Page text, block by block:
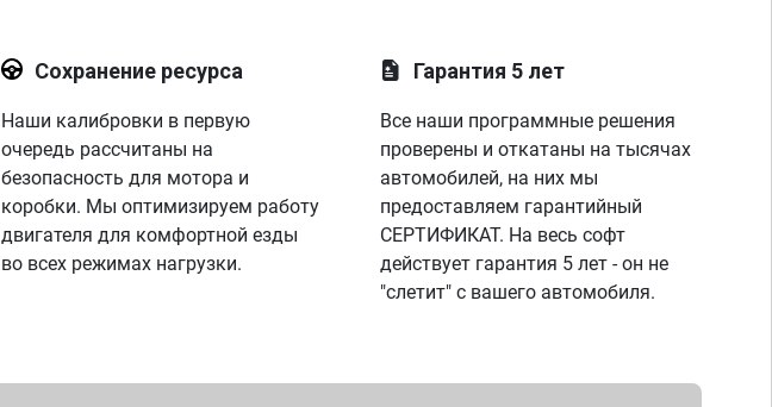
Сохранение ресурса
Наши калибровки в первую
очередь рассчитаны на
безопасность для мотора и
коробки. Мы оптимизируем работу
двигателя для комфортной езды
во всех режимах нагрузки.
Гарантия 5 лет
Все наши программные решения
проверены и откатаны на тысячах
автомобилей, на них мы
предоставляем гарантийный
СЕРТИФИКАТ. На весь софт
действует гарантия 5 лет - он не
"слетит" с вашего автомобиля.